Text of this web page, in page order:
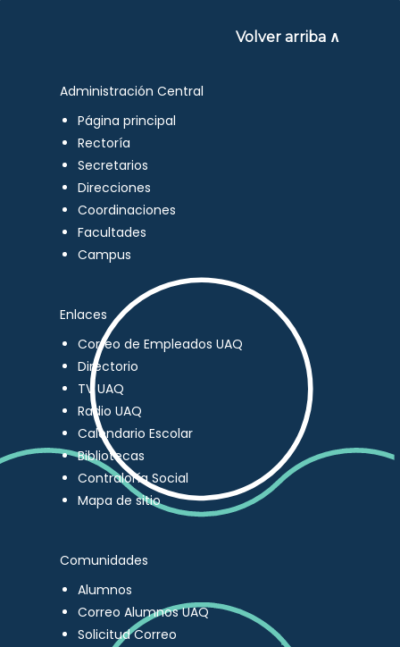
Volver arriba ∧
Administración Central
Página principal
Rectoría
Secretarios
Direcciones
Coordinaciones
Facultades
Campus
Enlaces
Correo de Empleados UAQ
Directorio
TV UAQ
Radio UAQ
Calendario Escolar
Bibliotecas
Contraloría Social
Mapa de sitio
Comunidades
Alumnos
Correo Alumnos UAQ
Solicitud Correo